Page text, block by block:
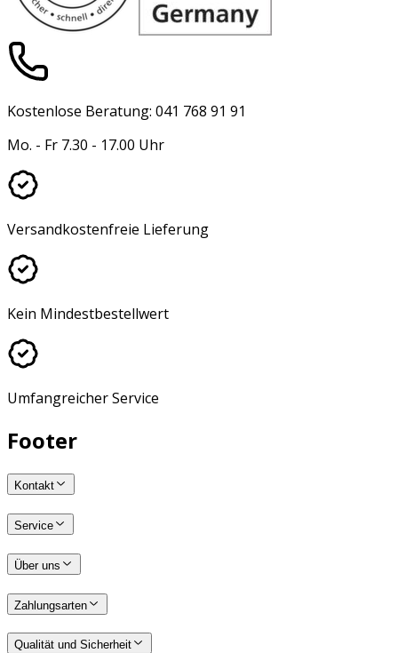
Kostenlose Beratung: 041 768 91 91
Mo. - Fr 7.30 - 17.00 Uhr
Versandkostenfreie Lieferung
Kein Mindestbestellwert
Umfangreicher Service
Footer
Kontakt
Service
Über uns
Zahlungsarten
Qualität und Sicherheit